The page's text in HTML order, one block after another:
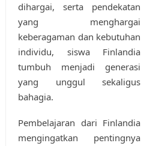
dihargai, serta pendekatan
yang menghargai
keberagaman dan kebutuhan
individu, siswa Finlandia
tumbuh menjadi generasi
yang unggul sekaligus
bahagia.
Pembelajaran dari Finlandia
mengingatkan pentingnya